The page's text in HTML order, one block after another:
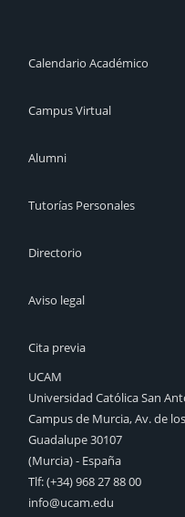
Calendario Académico
Campus Virtual
Alumni
Tutorías Personales
Directorio
Aviso legal
Cita previa
UCAM
Universidad Católica San
Campus de Murcia, Av. de
Guadalupe 30107
(Murcia) - España
Tlf:(+34) 968 27 88 00
info@ucam.edu